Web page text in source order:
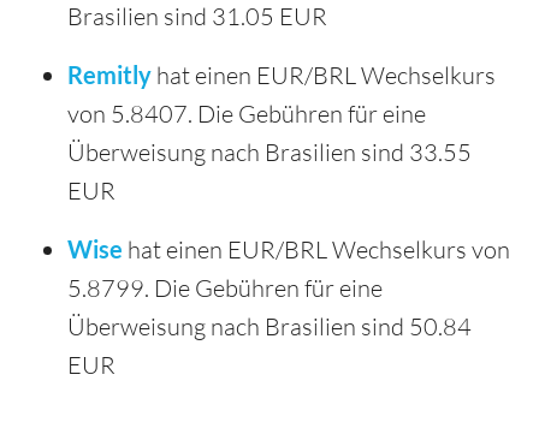
Brasilien sind 31.05 EUR
Remitly hat einen EUR/BRL Wechselkurs
von 5.8407. Die Gebühren für eine
Überweisung nach Brasilien sind 33.55
EUR
Wise hat einen EUR/BRL Wechselkurs von
5.8799. Die Gebühren für eine
Überweisung nach Brasilien sind 50.84
EUR